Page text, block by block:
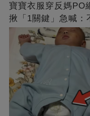
寶寶衣服穿反媽PO
揪「1關鍵」急喊：